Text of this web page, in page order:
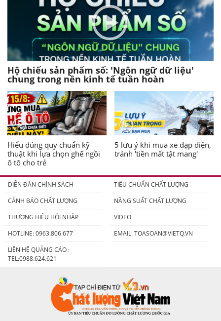
Hộ chiếu sản phẩm số: 'Ngôn ngữ dữ liệu'
chung trong nền kinh tế tuần hoàn
Hiểu đúng quy chuẩn kỹ
thuật khi lựa chọn ghế ngồi
ô tô cho trẻ
5 lưu ý khi mua xe đạp điện,
tránh 'tiền mất tật mang'
DIỄN ĐÀN CHÍNH SÁCH
TIÊU CHUẨN CHẤT LƯỢNG
CẢNH BÁO CHẤT LƯỢNG
NĂNG SUẤT CHẤT LƯỢNG
THƯƠNG HIỆU HỘI NHẬP
VIDEO
HOTLINE: 0963.806.677
EMAIL:TOASOAN@VIETQ.VN
LIÊN HỆ QUẢNG CÁO :
TEL:0988.624.621